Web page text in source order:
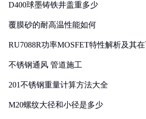
D400球墨铸铁井盖重多少
覆膜砂的耐高温性能如何
RU7088R功率MOSFET特性解析及其
不锈钢通风 管道施工
201不锈钢重量计算方法大全
M20螺纹大径和小径是多少